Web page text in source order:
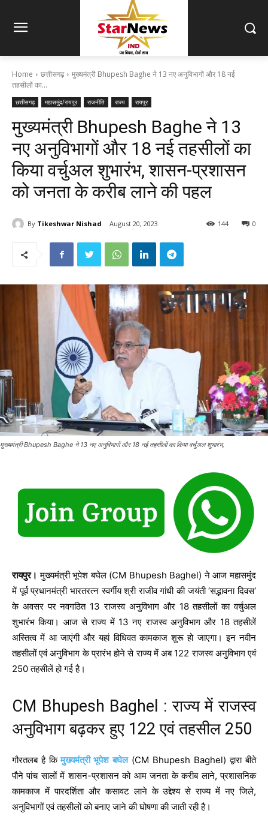
Home छत्तीसगढ़
मुख्यमंत्री Bhupesh Baghe ने 13 नए अनुविभागों और 18 नई
तहसीलों का...
छत्तीसगढ़ महासमुुंद/रायपुर राजनीति राज्य रायपुर
मुख्यमंत्री Bhupesh Baghe ने 13
नए अनुविभागों और 18 नई तहसीलों का
किया वर्चुअल शुभारंभ, शासन-प्रशासन
को जनता के करीब लाने की पहल
By Tikeshwar Nishad August 20, 2023 0
144
मुख्यमंत्री Bhupesh Baghe ने 13 नए अनुविभागों और 18 नई तहसीलों का किया वर्चुअल शुभारंभ,
रायपुर। मुख्यमंत्री भूपेश बघेल (CM Bhupesh Baghel) ने आज महासमुंद
में पूर्व प्रधानमंत्री भारतरत्न स्वर्गीय श्री राजीव गांधी की जयंती ‘सद्भावना दिवस‘
के अवसर पर नवगठित 13 राजस्व अनुविभाग और 18 तहसीलों का वर्चुअल
शुभारंभ किया। आज से राज्य में 13 नए राजस्व अनुविभाग और 18 तहसीलें
अस्तित्व में आ जाएंगी और यहां विधिवत कामकाज शुरू हो जाएगा। इन नवीन
तहसीलों एवं अनुविभाग के प्रारंभ होने से राज्य में अब 122 राजस्व अनुविभाग एवं
250 तहसीलें हो गई है।
CM Bhupesh Baghel : राज्य में राजस्व
अनुविभाग बढ़कर हुए 122 एवं तहसील 250
गौरतलब है किमुख्यमंत्री भूपेश बघेल(CM Bhupesh Baghel) द्वारा बीते
पौने पांच सालों में शासन-प्रशासन को आम जनता के करीब लाने, प्रशासनिक
कामकाज में पारदर्शिता और कसावट लाने के उद्देश्य से राज्य में नए जिले,
अनुविभागों एवं तहसीलों को बनाए जाने की घोषणा की जाती रही है।